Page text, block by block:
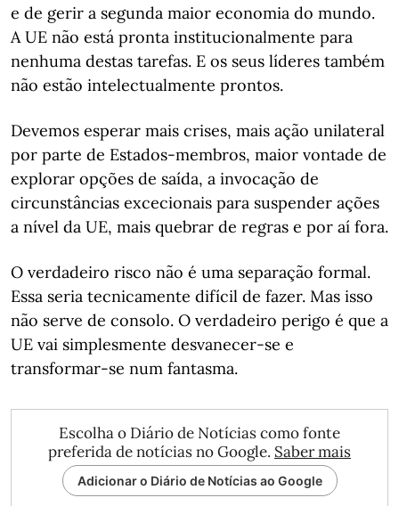
e de gerir a segunda maior economia do mundo.
A UE não está pronta institucionalmente para
nenhuma destas tarefas. E os seus líderes também
não estão intelectualmente prontos.
Devemos esperar mais crises, mais ação unilateral
por parte de Estados-membros, maior vontade de
explorar opções de saída, a invocação de
circunstâncias excecionais para suspender ações
a nível da UE, mais quebrar de regras e por aí fora.
O verdadeiro risco não é uma separação formal.
Essa seria tecnicamente difícil de fazer. Mas isso
não serve de consolo. O verdadeiro perigo é que a
UE vai simplesmente desvanecer-se e
transformar-se num fantasma.
Escolha o Diário de Notícias como fonte
preferida de notícias no Google. Saber mais
Adicionar o Diário de Notícias ao Google